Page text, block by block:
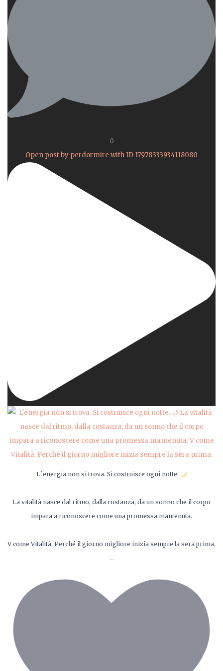
0
Open post by perdormire with ID 17978333934118080
L`energia non si trova. Si costruisce ogni notte.
La vitalità nasce dal ritmo, dalla costanza, da un sonno che il corpo
impara a riconoscere come una promessa mantenuta.
V come Vitalità. Perché il giorno migliore inizia sempre la sera prima.
...